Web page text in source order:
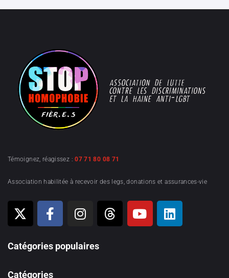
Témoignez, réagissez :07 71 80 08 71
Association habilitée à recevoir des legs, donations et assurances-vie
Catégories populaires
Catégories